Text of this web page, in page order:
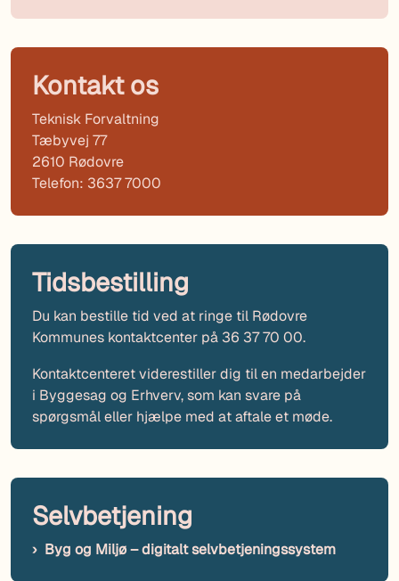
Kontakt os
Teknisk Forvaltning
Tæbyvej 77
2610 Rødovre
Telefon: 3637 7000
Tidsbestilling
Du kan bestille tid ved at ringe til Rødovre
Kommunes kontaktcenter på 36 37 70 00.
Kontaktcenteret viderestiller dig til en medarbejder
i Byggesag og Erhverv, som kan svare på
spørgsmål eller hjælpe med at aftale et møde.
Selvbetjening
Byg og Miljø – digitalt selvbetjeningssystem